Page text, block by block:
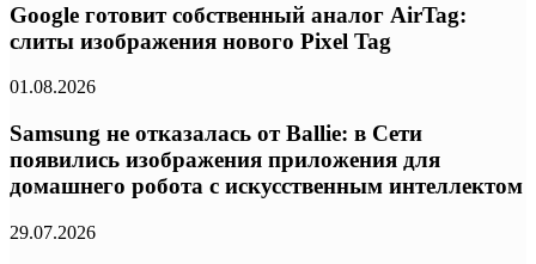
Google готовит собственный аналог AirTag:
слиты изображения нового Pixel Tag
01.08.2026
Samsung не отказалась от Ballie: в Сети
появились изображения приложения для
домашнего робота с искусственным интеллектом
29.07.2026